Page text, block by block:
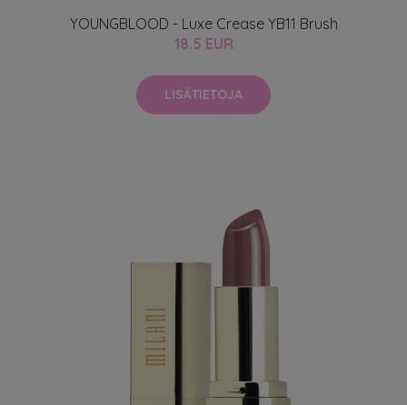
YOUNGBLOOD - Luxe Crease YB11 Brush
18.5 EUR
LISÄTIETOJA